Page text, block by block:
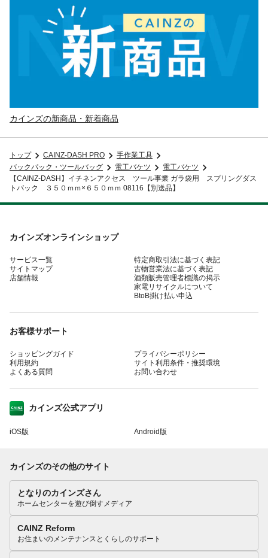
カインズの新商品・新着商品
トップ CAINZ-DASH PRO
手作業工具
バックパック・ツールバッグ
電工バケツ
電工バケツ
【CAINZ-DASH】イチネンアクセス ツール事業 ガラ袋用 スプリングダス
トバック ３５０ｍｍ×６５０ｍｍ 08116【別送品】
カインズオンラインショップ
サービス一覧
サイトマップ
店舗情報
特定商取引法に基づく表記
古物営業法に基づく表記
酒類販売管理者標識の掲示
家電リサイクルについて
BtoB掛け払い申込
お客様サポート
ショッピングガイド
利用規約
よくある質問
プライバシーポリシー
サイト利用条件・推奨環境
お問い合わせ
カインズ公式アプリ
iOS版 Android版
カインズのその他のサイト
となりのカインズさん
ホームセンターを遊び倒すメディア
CAINZ Reform
お住まいのメンテナンスとくらしのサポート